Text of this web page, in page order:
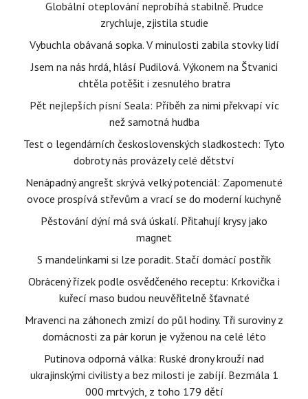
Globální oteplování neprobíhá stabilně. Prudce
zrychluje, zjistila studie
Vybuchla obávaná sopka. V minulosti zabila stovky lidí
Jsem na nás hrdá, hlásí Pudilová. Výkonem na Štvanici
chtěla potěšit i zesnulého bratra
Pět nejlepších písní Seala: Příběh za nimi překvapí víc
než samotná hudba
Test o legendárních československých sladkostech: Tyto
dobroty nás provázely celé dětství
Nenápadný angrešt skrývá velký potenciál: Zapomenuté
ovoce prospívá střevům a vrací se do moderní kuchyně
Pěstování dýní má svá úskalí. Přitahují krysy jako
magnet
S mandelinkami si lze poradit. Stačí domácí postřik
Obrácený řízek podle osvědčeného receptu: Krkovička i
kuřecí maso budou neuvěřitelně šťavnaté
Mravenci na záhonech zmizí do půl hodiny. Tři suroviny z
domácnosti za pár korun je vyženou na celé léto
Putinova odporná válka: Ruské drony krouží nad
ukrajinskými civilisty a bez milosti je zabíjí. Bezmála 1
000 mrtvých, z toho 179 dětí